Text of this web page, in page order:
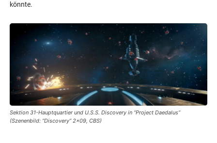
könnte.
Sektion 31-Hauptquartier und U.S.S. Discovery in “Project Daedalus”
(Szenenbild: “Discovery” 2×09, CBS)